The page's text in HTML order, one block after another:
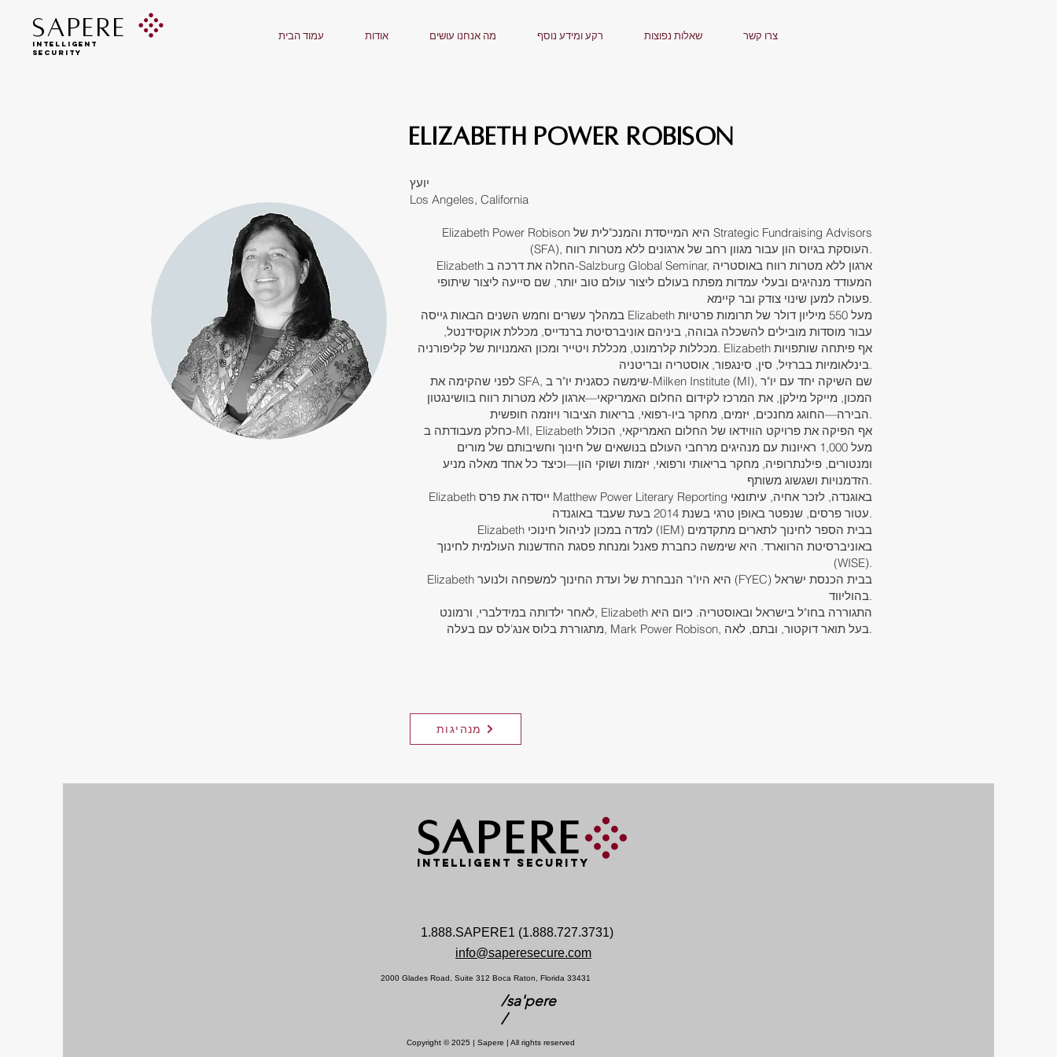
SAPERE
INTELLIGENT
SECURITY
עמוד הבית אודות מה אנחנו עושים רקע ומידע נוסף שאלות נפוצות צרו קשר
ELIZABETH POWER ROBISON
יועץ
Los Angeles, California
Elizabeth Power Robison היא המייסדת והמנכ"לית של Strategic Fundraising Advisors
(SFA), העוסקת בגיוס הון עבור מגוון רחב של ארגונים ללא מטרות רווח.
Elizabeth החלה את דרכה ב-Salzburg Global Seminar, ארגון ללא מטרות רווח באוסטריה
המעודד מנהיגים ובעלי עמדות מפתח בעולם ליצור עולם טוב יותר, שם סייעה ליצור שיתופי
פעולה למען שינוי צודק ובר קיימא.
במהלך עשרים וחמש השנים הבאות גייסה Elizabeth מעל 550 מיליון דולר של תרומות פרטיות
עבור מוסדות מובילים להשכלה גבוהה, ביניהם אוניברסיטת ברנדייס, מכללת אוקסידנטל,
מכללות קלרמונט, מכללת ויטייר ומכון האמנויות של קליפורניה. Elizabeth אף פיתחה שותפויות
בינלאומיות בברזיל, סין, סינגפור, אוסטריה ובריטניה.
לפני שהקימה את SFA, שימשה כסגנית יו"ר ב-Milken Institute (MI), שם השיקה יחד עם יו"ר
המכון, מייקל מילקן, את המרכז לקידום החלום האמריקאי—ארגון ללא מטרות רווח בוושינגטון
הבירה—החוגג מחנכים, יזמים, מחקר ביו-רפואי, בריאות הציבור ויוזמה חופשית.
כחלק מעבודתה ב-MI, Elizabeth אף הפיקה את פרויקט הווידאו של החלום האמריקאי, הכולל
מעל 1,000 ראיונות עם מנהיגים מרחבי העולם בנושאים של חינוך וחשיבותם של מורים
ומנטורים, פילנתרופיה, מחקר בריאותי ורפואי, יזמות ושוקי הון—וכיצד כל אחד מאלה מניע
הזדמנויות ושגשוג משותף.
Elizabeth ייסדה את פרס Matthew Power Literary Reporting באוגנדה, לזכר אחיה, עיתונאי
עטור פרסים, שנפטר באופן טרגי בשנת 2014 בעת שעבד באוגנדה.
Elizabeth למדה במכון לניהול חינוכי (IEM) בבית הספר לחינוך לתארים מתקדמים
באוניברסיטת הרווארד. היא שימשה כחברת פאנל ומנחת פסגת החדשנות העולמית לחינוך
(WISE).
Elizabeth היא היו"ר הנבחרת של ועדת החינוך למשפחה ולנוער (FYEC) בבית הכנסת ישראל
בהוליווד.
לאחר ילדותה במידלברי, ורמונט, Elizabeth התגוררה בחו"ל בישראל ובאוסטריה. כיום היא
מתגוררת בלוס אנג'לס עם בעלה, Mark Power Robison, בעל תואר דוקטור, ובתם, לאה.
מנהיגות
SAPERE
INTELLIGENT SECURITY
1.888.SAPERE1 (1.888.727.3731)
info@saperesecure.com
2000 Glades Road, Suite 312 Boca Raton, Florida 33431
/sa'pere
/
Copyright © 2025 | Sapere | All rights reserved